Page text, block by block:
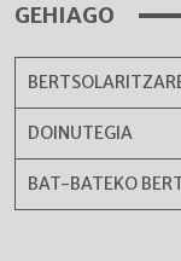
GEHIAGO
DOINUTEGIA
BAT-BATEKO